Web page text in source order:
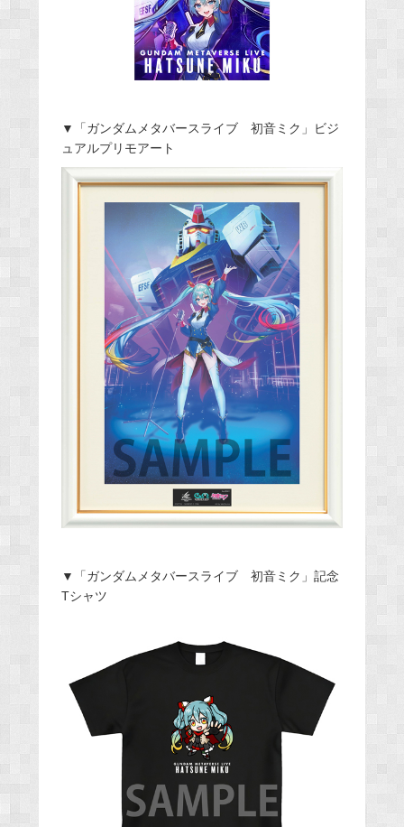
▼「ガンダムメタバースライブ 初音ミク」ビジ
ュアルプリモアート
▼「ガンダムメタバースライブ 初音ミク」記念
Tシャツ